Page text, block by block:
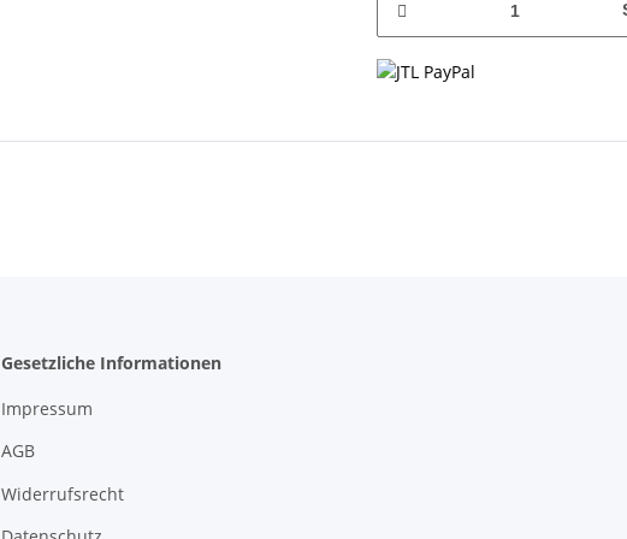
Gesetzliche Informationen
Impressum
AGB
Widerrufsrecht